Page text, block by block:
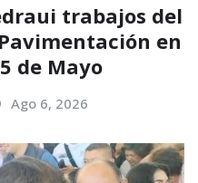
trabajos del
en
de Mayo
Ago 6, 2026